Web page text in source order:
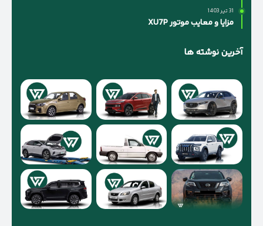
31 تیر 1403
مزایا و معایب موتور XU7P
آخرین نوشته ها